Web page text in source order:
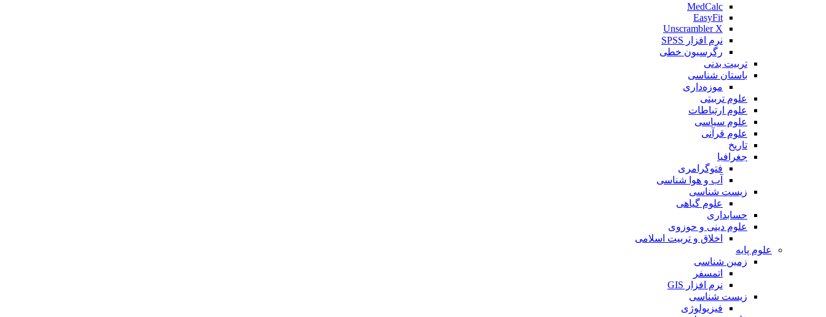
MedCalc
EasyFit
Unscrambler X
نرم افزار SPSS
رگرسیون خطی
تربیت بدنی
باستان شناسی
موزه‌داری
علوم تربیتی
علوم ارتباطات
علوم سیاسی
علوم قرآنی
تاریخ
جغرافیا
فتوگرامری
آب و هوا شناسی
زیست شناسی
علوم گیاهی
حسابداری
علوم دینی و حوزوی
اخلاق و تربیت اسلامی
علوم پایه
زمین شناسی
اتمسفر
نرم افزار GIS
زیست شناسی
فیزیولوژی